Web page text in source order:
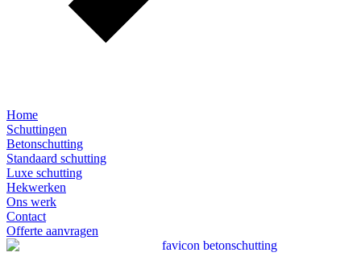
Home
Schuttingen
Betonschutting
Standaard schutting
Luxe schutting
Hekwerken
Ons werk
Contact
Offerte aanvragen